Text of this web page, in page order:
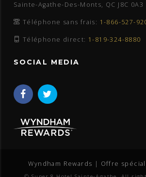
Sainte-Agathe-Des-Monts, QC J8C 0A3
Téléphone sans frais: 1-866-527-
Téléphone direct: 1-819-324-8880
SOCIAL MEDIA
Wyndham Rewards | Offre